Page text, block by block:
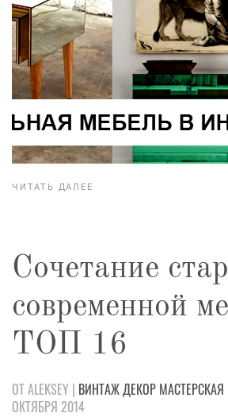
ЧИТАТЬ ДАЛЕЕ
Сочетание
современной
ТОП 16
ОТ ALEKSEY | ВИНТАЖДЕКОР МАСТЕРСКАЯ
ОКТЯБРЯ 2014